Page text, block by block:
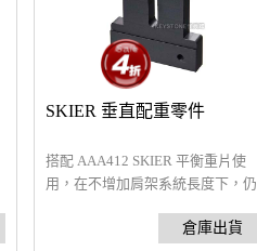
SKIER 垂直配重零件
搭配 AAA412 SKIER 平衡重片使
用，在不增加肩架系統長度下，仍